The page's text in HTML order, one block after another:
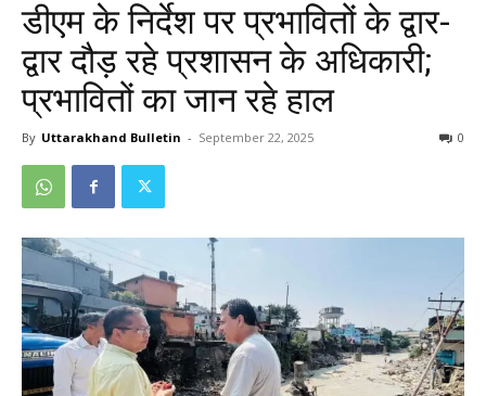
डीएम के निर्देश पर प्रभावितों के द्वार-
द्वार दौड़ रहे प्रशासन के अधिकारी;
प्रभावितों का जान रहे हाल
By Uttarakhand Bulletin - September 22, 2025 0